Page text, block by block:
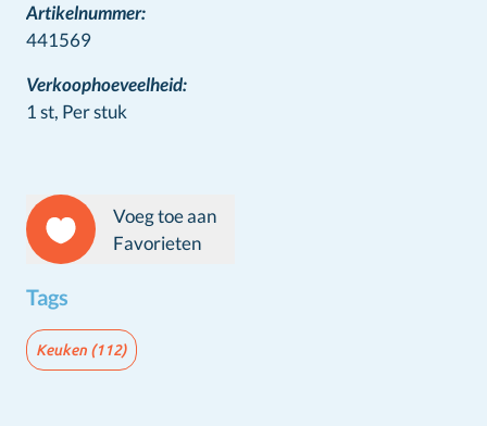
Artikelnummer:
441569
Verkoophoeveelheid:
1 st, Per stuk
Voeg toe aan
Favorieten
Tags
Keuken (112)